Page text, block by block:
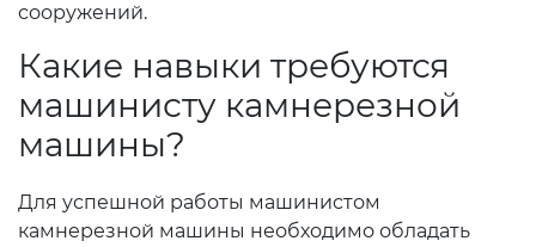
сооружений.
Какие навыки требуются
машинисту камнерезной
машины?
Для успешной работы машинистом
камнерезной машины необходимо обладать